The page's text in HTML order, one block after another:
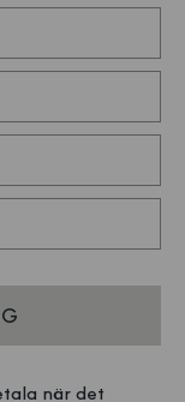
när det